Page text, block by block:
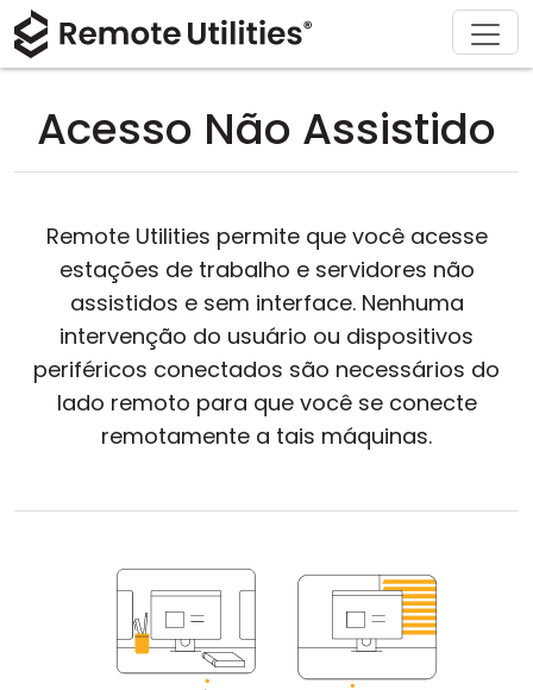
Acesso Não Assistido
Remote Utilities permite que você acesse
estações de trabalho e servidores não
assistidos e sem interface. Nenhuma
intervenção do usuário ou dispositivos
periféricos conectados são necessários do
lado remoto para que você se conecte
remotamente a tais máquinas.
Produto
Segurança
Notas de Lançamento
Modos de Conexão
Acesso Não Assistido
Suporte ao Active Directory
Configuração MSI
Nuvem e Local
Soluções
Manufatura e Varejo
Educação e Governo
Tecnologia da Informação
Baixar
macOS
iOS/Android
Comprar
Assistente de Licença
Suporte
Documentação
Sobre
Sala de imprensa